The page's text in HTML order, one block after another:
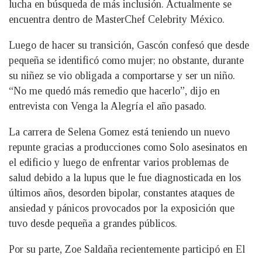
lucha en búsqueda de más inclusión. Actualmente se
encuentra dentro de MasterChef Celebrity México.
Luego de hacer su transición, Gascón confesó que desde
pequeña se identificó como mujer; no obstante, durante
su niñez se vio obligada a comportarse y ser un niño.
“No me quedó más remedio que hacerlo”, dijo en
entrevista con Venga la Alegría el año pasado.
La carrera de Selena Gomez está teniendo un nuevo
repunte gracias a producciones como Solo asesinatos en
el edificio y luego de enfrentar varios problemas de
salud debido a la lupus que le fue diagnosticada en los
últimos años, desorden bipolar, constantes ataques de
ansiedad y pánicos provocados por la exposición que
tuvo desde pequeña a grandes públicos.
Por su parte, Zoe Saldaña recientemente participó en El